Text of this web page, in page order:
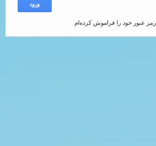
ورود
رمز عبور خود را فراموش کرده‌ام